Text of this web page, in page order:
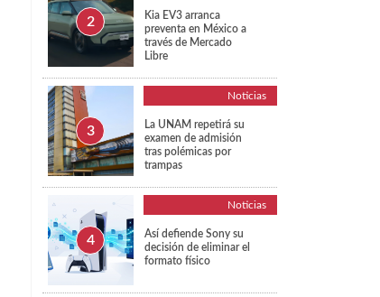
Kia EV3 arranca
preventa en México a
través de Mercado
Libre
Noticias
La UNAM repetirá su
examen de admisión
tras polémicas por
trampas
Noticias
Así defiende Sony su
decisión de eliminar el
formato físico